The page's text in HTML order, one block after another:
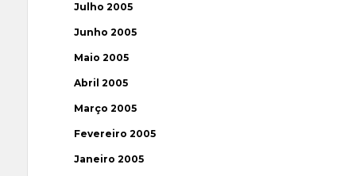
Julho 2005
Junho 2005
Maio 2005
Abril 2005
Março 2005
Fevereiro 2005
Janeiro 2005